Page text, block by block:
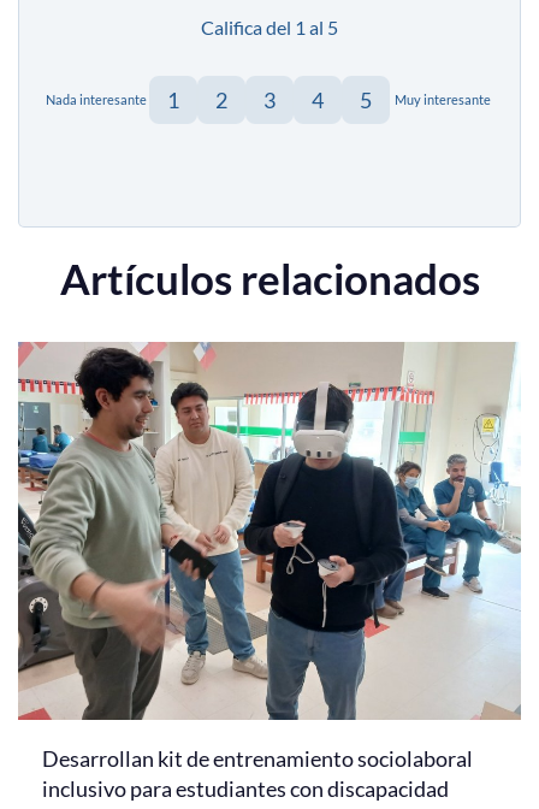
Califica del 1 al 5
Nada interesante 1 2 3 4 5 Muy interesante
Artículos relacionados
Desarrollan kit de entrenamiento sociolaboral
inclusivo para estudiantes con discapacidad